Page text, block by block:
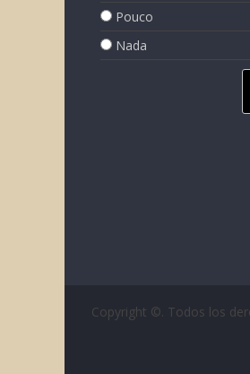
Pouco
Nada